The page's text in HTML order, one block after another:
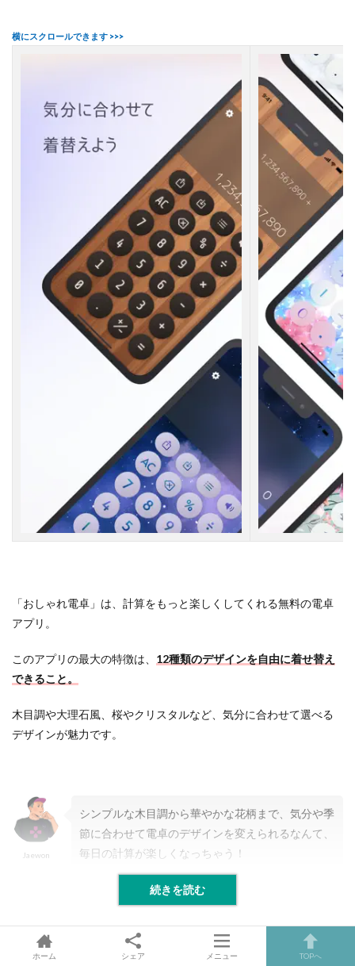
「おしゃれ電卓」は、計算をもっと楽しくしてくれる無料の電卓
アプリ。
このアプリの最大の特徴は、 12種類のデザインを自由に着せ替え
できること。
木目調や大理石風、桜やクリスタルなど、気分に合わせて選べる
デザインが魅力です。
Jaewon
シンプルな木目調から華やかな花柄まで、気分や季
節に合わせて電卓のデザインを変えられるなんて、
毎日の計算が楽しくなっちゃう！
続きを読む
筆者からコメント
ホーム シェア メニュー TOPへ